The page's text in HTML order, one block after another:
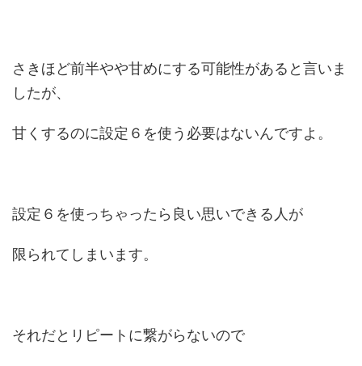
さきほど前半やや甘めにする可能性があると言いま
したが、
甘くするのに設定６を使う必要はないんですよ。
設定６を使っちゃったら良い思いできる人が
限られてしまいます。
それだとリピートに繋がらないので